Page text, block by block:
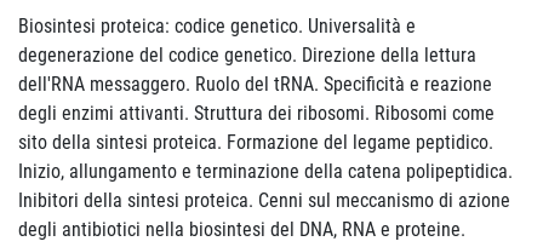
Biosintesi proteica: codice genetico. Universalità e
degenerazione del codice genetico. Direzione della lettura
dell'RNA messaggero. Ruolo del tRNA. Specificità e reazione
degli enzimi attivanti. Struttura dei ribosomi. Ribosomi come
sito della sintesi proteica. Formazione del legame peptidico.
Inizio, allungamento e terminazione della catena polipeptidica.
Inibitori della sintesi proteica. Cenni sul meccanismo di azione
degli antibiotici nella biosintesi del DNA, RNA e proteine.